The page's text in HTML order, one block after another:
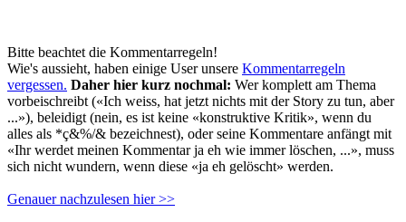
Bitte beachtet die Kommentarregeln!
Wie's aussieht, haben einige User unsere Kommentarregeln
vergessen. Daher hier kurz nochmal: Wer komplett am Thema
vorbeischreibt («Ich weiss, hat jetzt nichts mit der Story zu tun, aber
...»), beleidigt (nein, es ist keine «konstruktive Kritik», wenn du
alles als *ç&%/& bezeichnest), oder seine Kommentare anfängt mit
«Ihr werdet meinen Kommentar ja eh wie immer löschen, ...», muss
sich nicht wundern, wenn diese «ja eh gelöscht» werden.
Genauer nachzulesen hier >>